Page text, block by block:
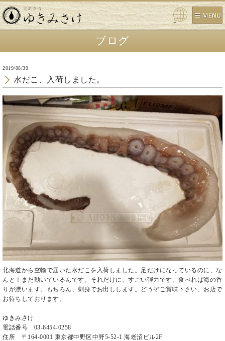
Powe
ブログ
2019/08/30
水だこ、入荷しました。
北海道から空輸で届いた水だこを入荷しました。足だけになっているのに、な
んと！まだ動いているんです。それだけに、すごい弾力です。食べれば海の香
りが漂います。もちろん、刺身でお出しします。どうぞご賞味下さい。お店で
お待ちしております。
ゆきみさけ
電話番号 03-6454-0258
住所 〒164-0001 東京都中野区中野5-52-1 海老沼ビル2F